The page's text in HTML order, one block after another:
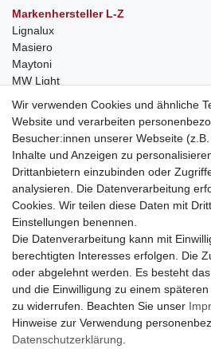
Markenhersteller L-Z
Lignalux
Masiero
Maytoni
MW Light
Anfragen von Herstellern
Sie sind Lampen-Hersteller und
der Schweiz?
Kontaktieren Sie uns per Mail:
Schweiz
Newsletter
Newsletter
Hiermit bestätige ich, dass ich die
Einwilligung kann ich jederzeit widerrufen.**
Wir verwenden Cookies und ähnliche
Website und verarbeiten
Besucher:innen unserer Webseite
Inhalte und Anzeigen zu
Drittanbietern einzubinden oder
analysieren. Die Datenverarbeitung
Cookies. Wir teilen diese Daten mit
Einstellungen benennen.
Die Datenverarbeitung kann mit
berechtigten Interesses erfolgen. Die
oder abgelehnt werden. Es besteht
und die Einwilligung zu einem
zu widerrufen. Beachten Sie unser
Hinweise zur Verwendung
Daten­schutz­erklärung